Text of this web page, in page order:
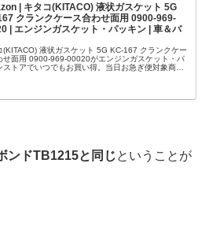
| キタコ(KITACO) 液状ガスケット 5G
クランクケース合わせ面用 0900-969-
| エンジンガスケット・パッキン | 車＆バ
(KITACO) 液状ガスケット 5G KC-167 クランクケー
せ面用 0900-969-00020がエンジンガスケット・パ
ストアでいつでもお買い得。当日お急ぎ便対象商品
ンドTB1215と同じということが